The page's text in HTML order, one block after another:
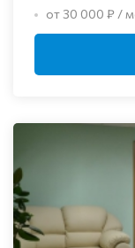
от 30 000 ₽ /